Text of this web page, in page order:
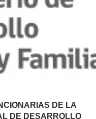
DE LA
DE DESARROLLO